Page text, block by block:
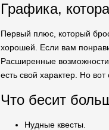
Графика,
Первый плюс, который
хорошей. Если вам
Расширенные
есть свой характер. Но
Что бесит
Нудные квесты.